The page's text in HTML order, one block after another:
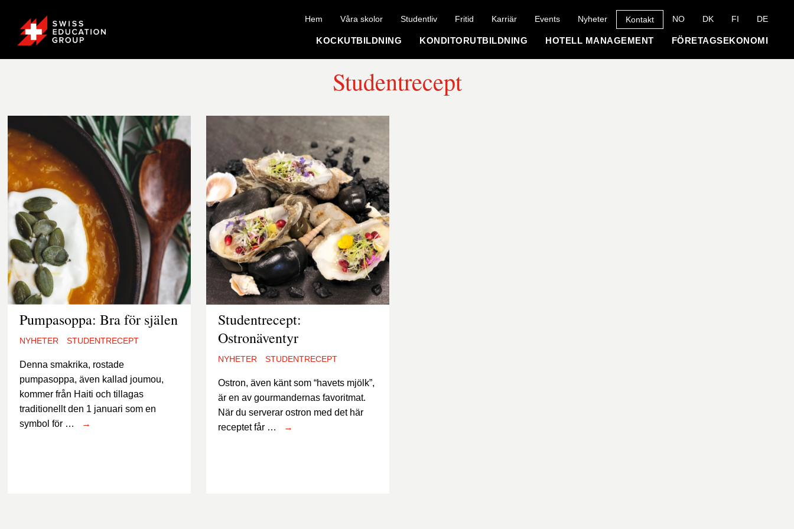
DE
FI
DK
NO
Kontakt
Nyheter
Events
Karriär
Fritid
Studentliv
Våra skolor
Hem
KOCKUTBILDNING KONDITORUTBILDNING HOTELL MANAGEMENT FÖRETAGSEKONOMI
Studentrecept
Pumpasoppa: Bra för själen
NYHETER STUDENTRECEPT
Denna smakrika, rostade
pumpasoppa, även kallad joumou,
kommer från Haiti och tillagas
traditionellt den 1 januari som en
symbol för …
→
Studentrecept:
Ostronäventyr
NYHETER STUDENTRECEPT
Ostron, även känt som “havets mjölk”,
är en av gourmandernas favoritmat.
När du serverar ostron med det här
receptet får …
→